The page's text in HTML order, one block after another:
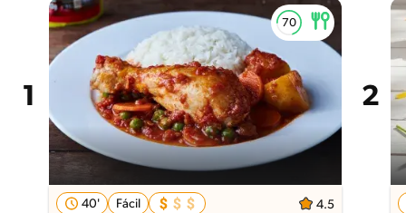
40' Fácil 4.5